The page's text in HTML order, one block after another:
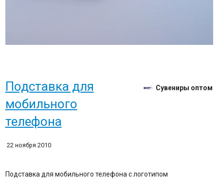
Подставка для
мобильного
телефона
Сувениры оптом
22 ноября 2010
Подставка для мобильного телефона с логотипом